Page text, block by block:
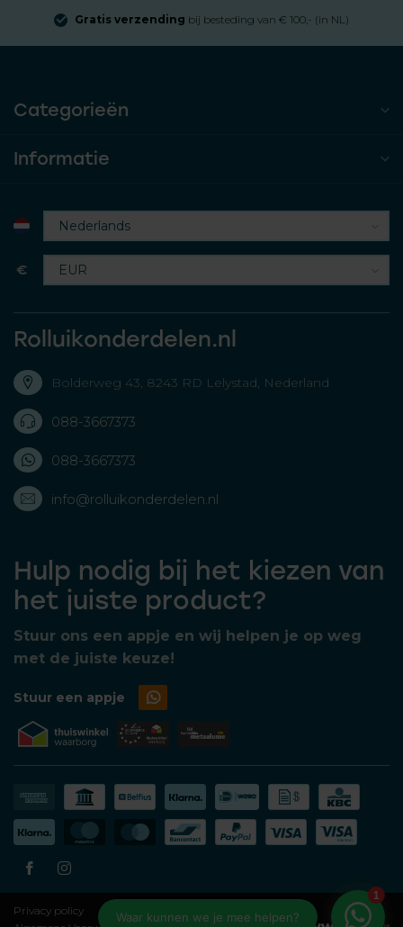
Gratis verzending bij besteding van € 100,- (in NL)
Categorieën
Informatie
€
Rolluikonderdelen.nl
Bolderweg 43, 8243 RD Lelystad, Nederland
088-3667373
088-3667373
info@rolluikonderdelen.nl
Hulp nodig bij het kiezen van
het juiste product?
Stuur ons een appje en wij helpen je op weg
met de juiste keuze!
Stuur een appje
Privacy policy